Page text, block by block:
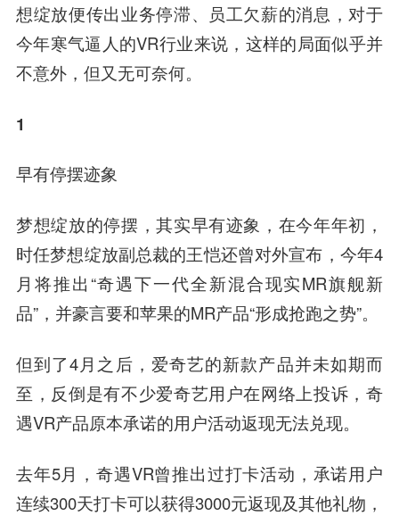
想绽放便传出业务停滞、员工欠薪的消息，对于
今年寒气逼人的VR行业来说，这样的局面似乎并
不意外，但又无可奈何。
1
早有停摆迹象
梦想绽放的停摆，其实早有迹象，在今年年初，
时任梦想绽放副总裁的王恺还曾对外宣布，今年4
月将推出“奇遇下一代全新混合现实MR旗舰新
品”，并豪言要和苹果的MR产品“形成抢跑之势”。
但到了4月之后，爱奇艺的新款产品并未如期而
至，反倒是有不少爱奇艺用户在网络上投诉，奇
遇VR产品原本承诺的用户活动返现无法兑现。
去年5月，奇遇VR曾推出过打卡活动，承诺用户
连续300天打卡可以获得3000元返现及其他礼物，